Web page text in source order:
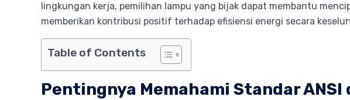
lingkungan kerja, pemilihan lampu yang bijak dapat membantu
memberikan kontribusi positif terhadap efisiensi energi secara
Table of Contents
Pentingnya Memahami Standar